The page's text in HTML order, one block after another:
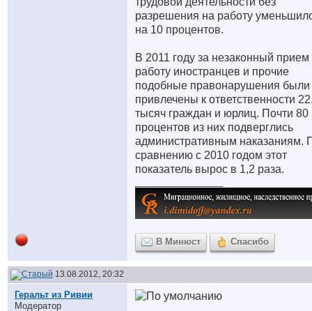
разрешения на работу
на 10 процентов.
В 2011 году за незаконный прием
работу иностранцев и прочие
подобные правонарушения были
привлечены к ответственности
тысяч граждан и юрлиц. Почти 80
процентов из них подверглись
административным наказаниям.
сравнению с 2010 годом этот
показатель вырос в 1,2 раза.
В Минюст Спасибо
13.08.2012, 20:32
Геральт из Ривии
Модератор